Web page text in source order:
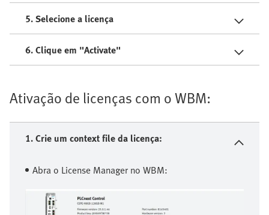
5. Selecione a licença
6. Clique em "Activate"
Ativação de licenças com o WBM:
1. Crie um context file da licença:
Abra o License Manager no WBM: